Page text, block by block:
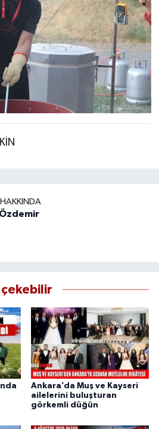
çekebilir
Ankara’da Muş ve Kayseri
ailelerini buluşturan
görkemli düğün